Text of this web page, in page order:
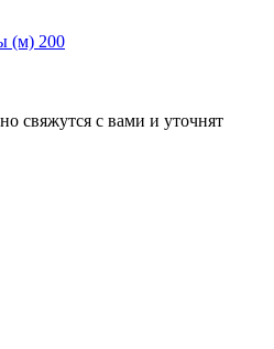
(м) 200
свяжутся с вами и уточнят